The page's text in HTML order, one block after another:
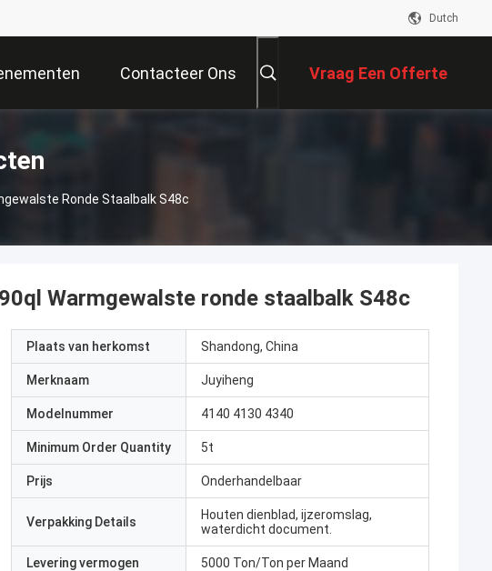
Dutch
Contacteer Ons Vraag Een Offerte
Ronde Staalbalk S48c
Warmgewalste ronde staalbalk S48c
Plaats van herkomst Shandong, China
Merknaam Juyiheng
Modelnummer 4140 4130 4340
Minimum Order Quantity 5t
Prijs Onderhandelbaar
Verpakking Details
Houten dienblad, ijzeromslag,
waterdicht document.
Levering vermogen 5000 Ton/Ton per Maand